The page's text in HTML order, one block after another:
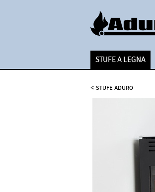
STUFE A LEGNA
< STUFE ADURO